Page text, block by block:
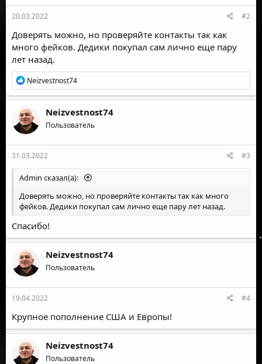
20.03.2022 #2
Доверять можно, но проверяйте контакты так как
много фейков. Дедики покупал сам лично еще пару
лет назад.
Р
е
а
к
ц
и
и
:
Neizvestnost74
Neizvestnost74
Пользователь
31.03.2022 #3
Admin сказал(а):
Доверять можно, но проверяйте контакты так как много
фейков. Дедики покупал сам лично еще пару лет назад.
Спасибо!
Neizvestnost74
Пользователь
19.04.2022 #4
Крупное пополнение США и Европы!
Neizvestnost74
Пользователь